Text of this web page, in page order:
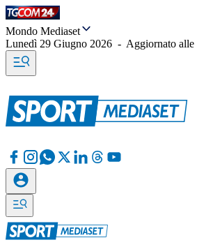
Mondo Mediaset
Lunedì 29 Giugno 2026 - Aggiornato alle